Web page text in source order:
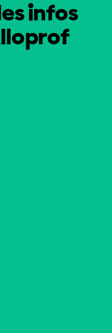
infos